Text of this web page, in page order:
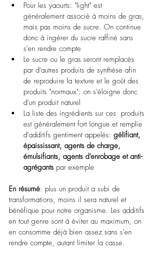
Pour les yaourts: "light" est
généralement associé à moins de gras,
mais pas moins de sucre. On continue
donc à ingérer du sucre raffiné sans
s'en rendre compte
Le sucre ou le gras seront remplacés
par d'autres produits de synthèse afin
de reproduire la texture et le goût des
produits "normaux": on s'éloigne donc
d'un produit naturel
La liste des ingrédients sur ces  produits
est généralement fort longue et remplie
d'additifs gentiment appelés: gélifiant,
épaississant, agents de charge,
émulsifiants, agents d’enrobage et anti-
agrégants par exemple
En résumé: plus un produit a subi de
transformations, moins il sera naturel et
bénéfique pour notre organisme. Les additifs
en tout genre sont à éviter au maximum, on
en consomme déjà bien assez sans s'en
rendre compte, autant limiter la casse.